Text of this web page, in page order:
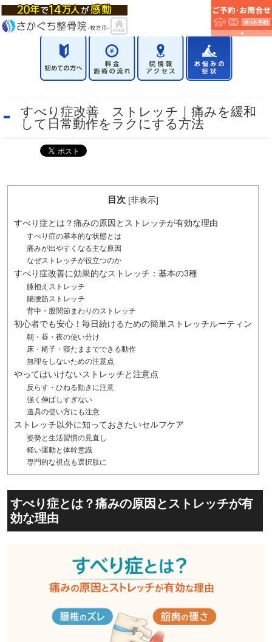
すべり症改善 ストレッチ｜痛みを緩和
して日常動作をラクにする方法
目次 [非表示]
すべり症とは？痛みの原因とストレッチが有効な理由
すべり症の基本的な状態とは
痛みが出やすくなる主な原因
なぜストレッチが役立つのか
すべり症改善に効果的なストレッチ：基本の3種
膝抱えストレッチ
腸腰筋ストレッチ
背中・股関節まわりのストレッチ
初心者でも安心！毎日続けるための簡単ストレッチルーティン
朝・昼・夜の使い分け
床・椅子・寝たままでできる動作
無理をしないための注意点
やってはいけないストレッチと注意点
反らす・ひねる動きに注意
強く伸ばしすぎない
道具の使い方にも注意
ストレッチ以外に知っておきたいセルフケア
姿勢と生活習慣の見直し
軽い運動と体幹意識
専門的な視点も選択肢に
すべり症とは？痛みの原因とストレッチが有
効な理由